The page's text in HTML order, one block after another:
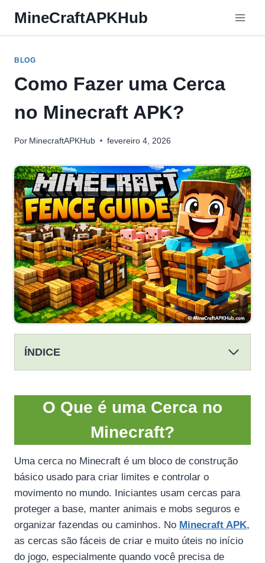
para
o
Conteúdo
MineCraftAPKHub
BLOG
Como Fazer uma Cerca
no Minecraft APK?
Por MinecraftAPKHub fevereiro 4, 2026
ÍNDICE
O Que é uma Cerca no
Minecraft?
Uma cerca no Minecraft é um bloco de construção
básico usado para criar limites e controlar o
movimento no mundo. Iniciantes usam cercas para
proteger a base, manter animais e mobs seguros e
organizar fazendas ou caminhos. No Minecraft APK,
as cercas são fáceis de criar e muito úteis no início
do jogo, especialmente quando você precisa de